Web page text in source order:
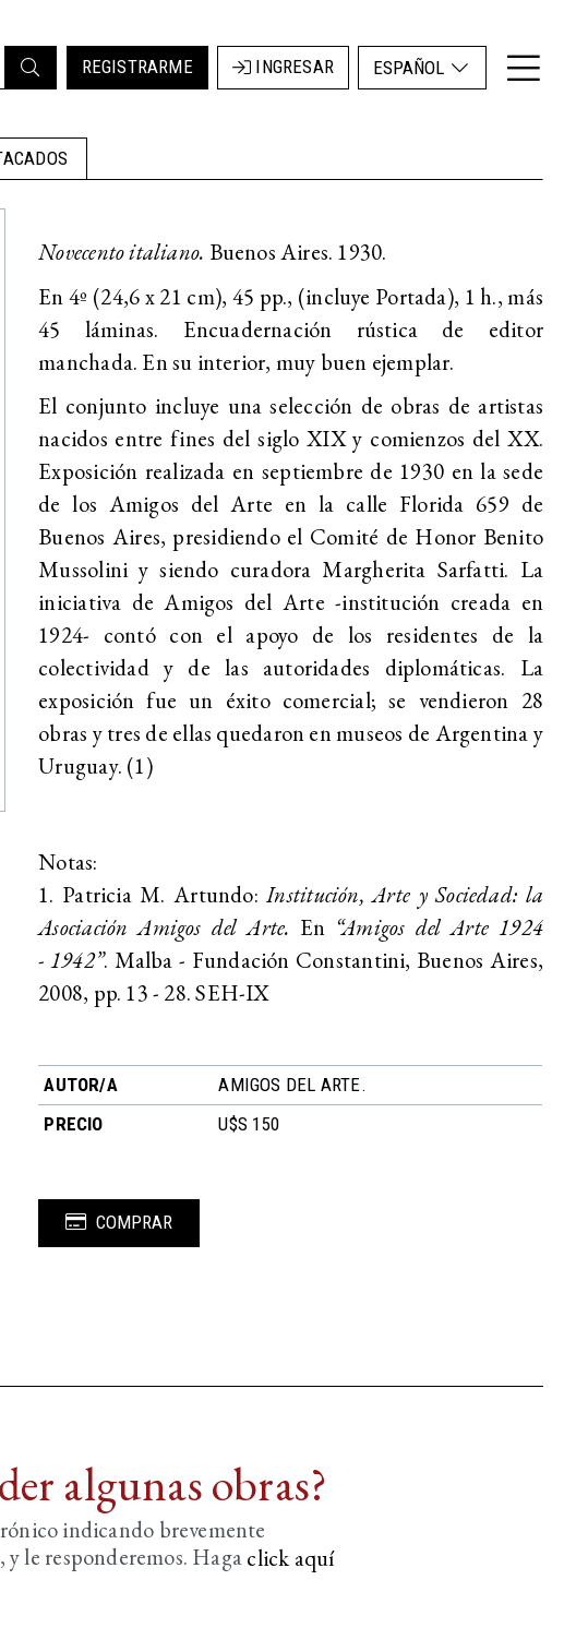
REGISTRARME INGRESAR ESPAÑOL
Novecento italiano. Buenos Aires. 1930.
En 4º (24,6 x 21 cm), 45 pp., (incluye Portada), 1 h., más
45 láminas. Encuadernación rústica de editor
manchada. En su interior, muy buen ejemplar.
El conjunto incluye una selección de obras de artistas
nacidos entre fines del siglo XIX y comienzos del XX.
Exposición realizada en septiembre de 1930 en la sede
de los Amigos del Arte en la calle Florida 659 de
Buenos Aires, presidiendo el Comité de Honor Benito
Mussolini y siendo curadora Margherita Sarfatti. La
iniciativa de Amigos del Arte -institución creada en
1924- contó con el apoyo de los residentes de la
colectividad y de las autoridades diplomáticas. La
exposición fue un éxito comercial; se vendieron 28
obras y tres de ellas quedaron en museos de Argentina y
Uruguay. (1)
Notas:
1. Patricia M. Artundo:Institución, Arte y Sociedad: la
Asociación Amigos del Arte. En “Amigos del Arte 1924
- 1942”. Malba - Fundación Constantini, Buenos Aires,
2008, pp. 13 - 28. SEH-IX
AUTOR/A
AMIGOS DEL ARTE.
PRECIO
U$S 150
COMPRAR
algunas obras?
indicando brevemente
y le responderemos. Hagaclick aquí­